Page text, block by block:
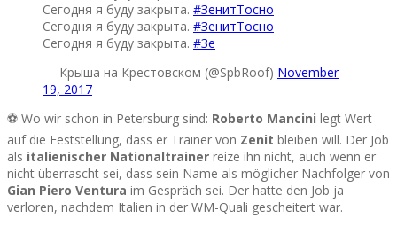
Сегодня я буду закрыта. #ЗенитТосно
Сегодня я буду закрыта. #ЗенитТосно
Сегодня я буду закрыта. #Зе
— Крыша на Крестовском (@SpbRoof) November
19, 2017
⚽ Wo wir schon in Petersburg sind: Roberto Mancini legt Wert
auf die Feststellung, dass er Trainer von Zenit bleiben will. Der Job
als italienischer Nationaltrainer reize ihn nicht, auch wenn er
nicht überrascht sei, dass sein Name als möglicher Nachfolger von
Gian Piero Ventura im Gespräch sei. Der hatte den Job ja
verloren, nachdem Italien in der WM-Quali gescheitert war.